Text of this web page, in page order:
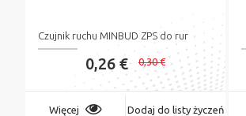
Czujnik ruchu MINBUD ZPS do rur
0,26 € 0,30 €
Więcej Dodaj do listy życzeń